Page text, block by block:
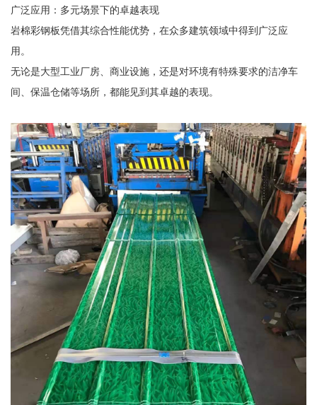
广泛应用：多元场景下的卓越表现
岩棉彩钢板凭借其综合性能优势，在众多建筑领域中得到广泛应
用。
无论是大型工业厂房、商业设施，还是对环境有特殊要求的洁净车
间、保温仓储等场所，都能见到其卓越的表现。